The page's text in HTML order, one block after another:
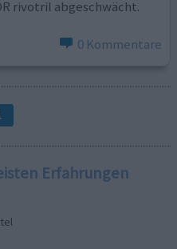
rivotril abgeschwächt.
0 Kommentare
Erfahrungen